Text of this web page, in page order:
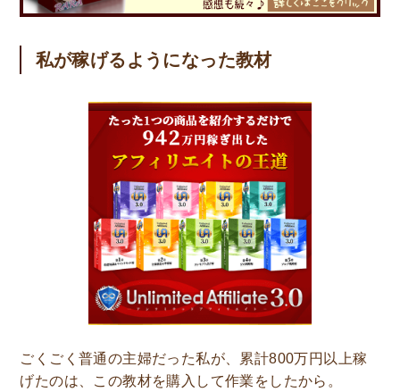
私が稼げるようになった教材
ごくごく普通の主婦だった私が、累計800万円以上稼
げたのは、この教材を購入して作業をしたから。